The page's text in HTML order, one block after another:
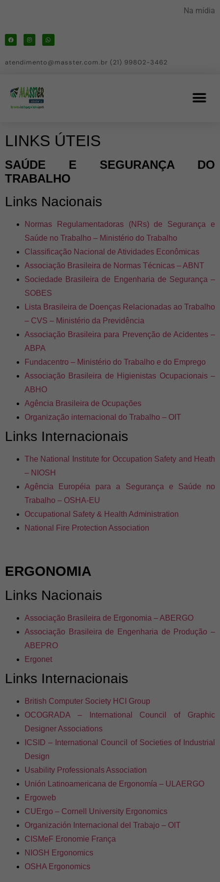
Na mídia
atendimento@masster.com.br (21) 99802-3462
LINKS ÚTEIS
SAÚDE E SEGURANÇA DO
TRABALHO
Links Nacionais
Normas Regulamentadoras (NRs) de Segurança e
Saúde no Trabalho – Ministério do Trabalho
Classificação Nacional de Atividades Econômicas
Associação Brasileira de Normas Técnicas – ABNT
Sociedade Brasileira de Engenharia de Segurança –
SOBES
Lista Brasileira de Doenças Relacionadas ao Trabalho
– CVS – Ministério da Previdência
Associação Brasileira para Prevenção de Acidentes –
ABPA
Fundacentro – Ministério do Trabalho e do Emprego
Associação Brasileira de Higienistas Ocupacionais –
ABHO
Agência Brasileira de Ocupações
Organização internacional do Trabalho – OIT
Links Internacionais
The National Institute for Occupation Safety and Heath
– NIOSH
Agência Européia para a Segurança e Saúde no
Trabalho – OSHA-EU
Occupational Safety & Health Administration
National Fire Protection Association
ERGONOMIA
Links Nacionais
Associação Brasileira de Ergonomia – ABERGO
Associação Brasileira de Engenharia de Produção –
ABEPRO
Ergonet
Links Internacionais
British Computer Society HCI Group
OCOGRADA – International Council of Graphic
Designer Associations
ICSID – International Council of Societies of Industrial
Design
Usability Professionals Association
Unión Latinoamericana de Ergonomía – ULAERGO
Ergoweb
CUErgo – Cornell University Ergonomics
Organización Internacional del Trabajo – OIT
CISMeF Eronomie França
NIOSH Ergonomics
OSHA Ergonomics